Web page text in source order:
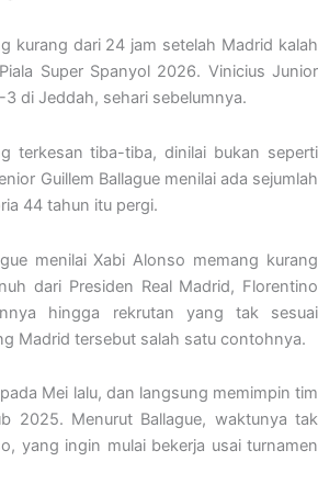
kurang dari 24 jam setelah Madrid kalah
Super Spanyol 2026. Vinicius Junior
di Jeddah, sehari sebelumnya.
terkesan tiba-tiba, dinilai bukan seperti
Guillem Ballague menilai ada sejumlah
44 tahun itu pergi.
menilai Xabi Alonso memang kurang
dari Presiden Real Madrid, Florentino
hingga rekrutan yang tak sesuai
Madrid tersebut salah satu contohnya.
Mei lalu, dan langsung memimpin tim
2025. Menurut Ballague, waktunya tak
yang ingin mulai bekerja usai turnamen